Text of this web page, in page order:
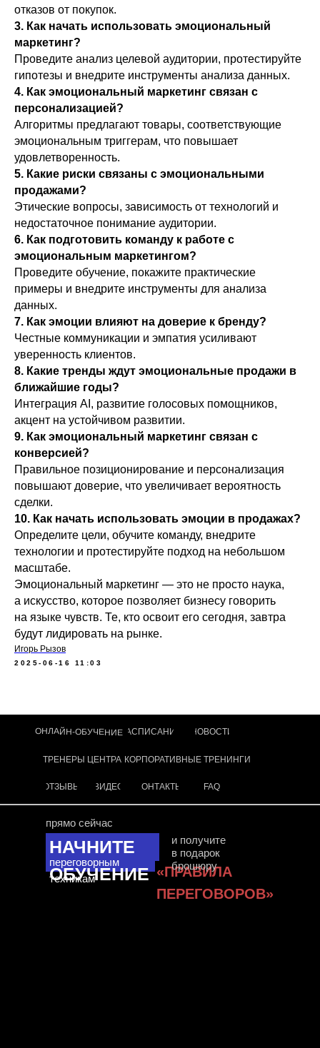
отказов от покупок.
3. Как начать использовать эмоциональный
маркетинг?
Проведите анализ целевой аудитории, протестируйте
гипотезы и внедрите инструменты анализа данных.
4. Как эмоциональный маркетинг связан с
персонализацией?
Алгоритмы предлагают товары, соответствующие
эмоциональным триггерам, что повышает
удовлетворенность.
5. Какие риски связаны с эмоциональными
продажами?
Этические вопросы, зависимость от технологий и
недостаточное понимание аудитории.
6. Как подготовить команду к работе с
эмоциональным маркетингом?
Проведите обучение, покажите практические
примеры и внедрите инструменты для анализа
данных.
7. Как эмоции влияют на доверие к бренду?
Честные коммуникации и эмпатия усиливают
уверенность клиентов.
8. Какие тренды ждут эмоциональные продажи в
ближайшие годы?
Интеграция AI, развитие голосовых помощников,
акцент на устойчивом развитии.
9. Как эмоциональный маркетинг связан с
конверсией?
Правильное позиционирование и персонализация
повышают доверие, что увеличивает вероятность
сделки.
10. Как начать использовать эмоции в продажах?
Определите цели, обучите команду, внедрите
технологии и протестируйте подход на небольшом
масштабе.
Эмоциональный маркетинг — это не просто наука,
а искусство, которое позволяет бизнесу говорить
на языке чувств. Те, кто освоит его сегодня, завтра
будут лидировать на рынке.
Игорь Рызов
2025-06-16 11:03
НАЧНИТЕ
ОБУЧЕНИЕ
ОНЛАЙН-ОБУЧЕНИЕ
ТРЕНЕРЫ ЦЕНТРА
РАСПИСАНИЕ
ОТЗЫВЫ FAQ
НОВОСТИ
ВИДЕО КОНТАКТЫ
прямо сейчас
«ПРАВИЛА
ПЕРЕГОВОРОВ»
и получите
в подарок
брошюру
переговорным
техникам
КОРПОРАТИВНЫЕ ТРЕНИНГИ